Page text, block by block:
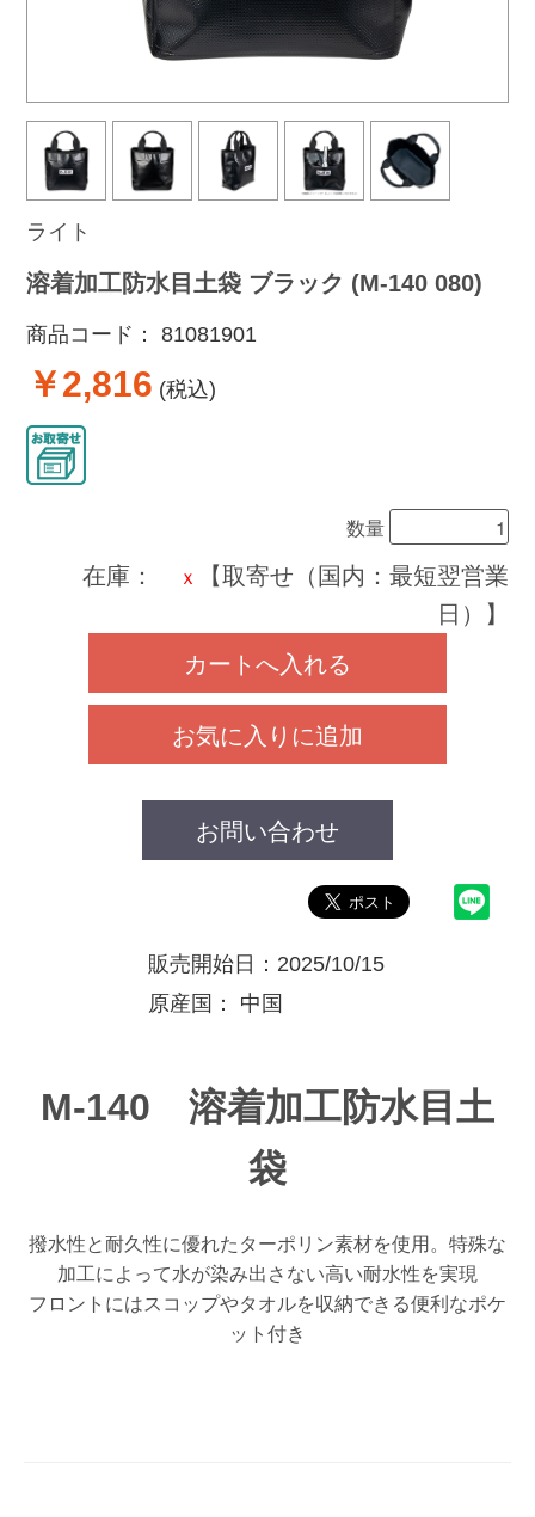
ライト
溶着加工防水目土袋 ブラック (M-140 080)
商品コード：81081901
￥2,816 (税込)
数量
在庫： ｘ
【取寄せ（国内：最短翌営業
日）】
カートへ入れる
お気に入りに追加
お問い合わせ
販売開始日：2025/10/15
原産国： 中国
M-140 溶着加工防水目土
袋
撥水性と耐久性に優れたターポリン素材を使用。特殊な
加工によって水が染み出さない高い耐水性を実現
フロントにはスコップやタオルを収納できる便利なポケ
ット付き